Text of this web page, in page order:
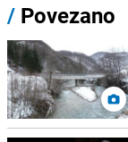
/ Povezano